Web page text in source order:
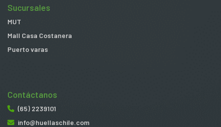
Sucursales
MUT
Mall Casa Costanera
Puerto varas
Contáctanos
(65) 2239101
info@huellaschile.com